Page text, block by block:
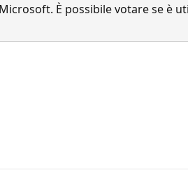
È possibile votare se è